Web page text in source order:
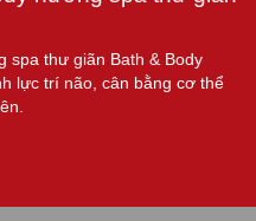
spa thư giãn Bath & Body
lực trí não, cân bằng cơ thể